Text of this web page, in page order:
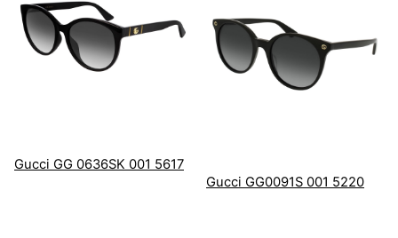
Gucci GG 0636SK 001 5617
Gucci GG0091S 001 5220